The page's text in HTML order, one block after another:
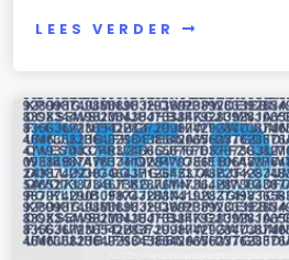
LEES VERDER